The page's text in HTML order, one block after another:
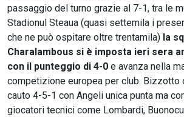
passaggio del turno grazie al 7-1, tra le
Stadionul Steaua (quasi settemila i
che ne può ospitare oltre trentamila) la
Charalambous si è imposta ieri sera
con il punteggio di 4-0 e avanza nella
competizione europea per club. Bizzotto
cauto 4-5-1 con Angeli unica punta ma
giocatori tecnici come Lombardi,